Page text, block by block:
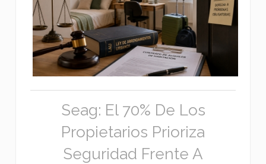
Seag: El 70% De Los
Propietarios Prioriza
Seguridad Frente A